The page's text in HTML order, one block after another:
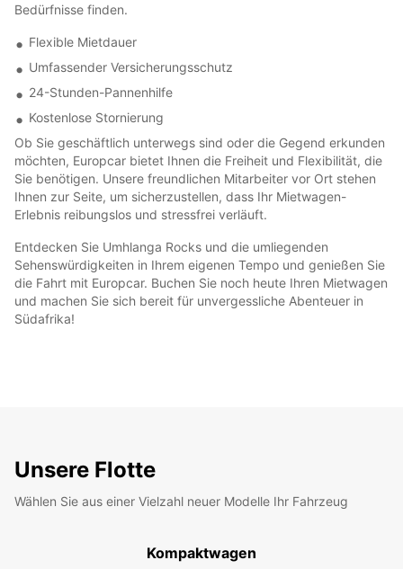
Bedürfnisse finden.
Flexible Mietdauer
Umfassender Versicherungsschutz
24-Stunden-Pannenhilfe
Kostenlose Stornierung
Ob Sie geschäftlich unterwegs sind oder die Gegend erkunden
möchten, Europcar bietet Ihnen die Freiheit und Flexibilität, die
Sie benötigen. Unsere freundlichen Mitarbeiter vor Ort stehen
Ihnen zur Seite, um sicherzustellen, dass Ihr Mietwagen-
Erlebnis reibungslos und stressfrei verläuft.
Entdecken Sie Umhlanga Rocks und die umliegenden
Sehenswürdigkeiten in Ihrem eigenen Tempo und genießen Sie
die Fahrt mit Europcar. Buchen Sie noch heute Ihren Mietwagen
und machen Sie sich bereit für unvergessliche Abenteuer in
Südafrika!
Unsere Flotte
Wählen Sie aus einer Vielzahl neuer Modelle Ihr Fahrzeug
Kompaktwagen